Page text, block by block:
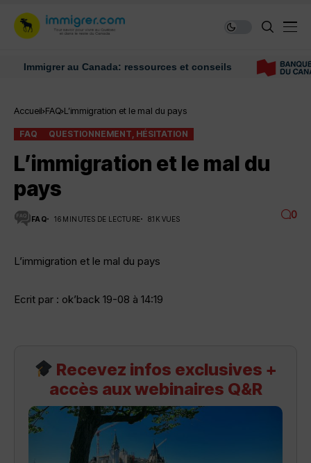
au Canada: ressources et conseils
Accueil FAQ L’immigration et le mal du pays
FAQ QUESTIONNEMENT, HÉSITATION
L’immigration et le mal du
pays
FAQ 16 MINUTES DE LECTURE 8.1K VUES 0
L’immigration et le mal du pays
Ecrit par : ok’back 19-08 à 14:19
Recevez infos exclusives +
accès aux webinaires Q&R